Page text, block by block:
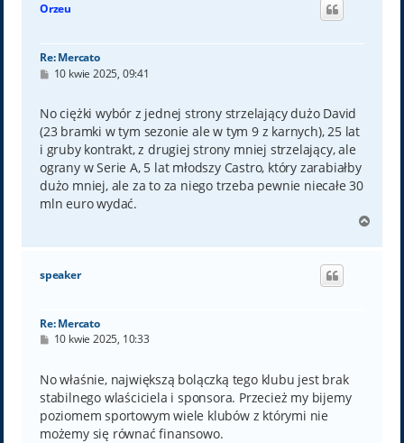
Orzeu
Re: Mercato
P
t
10 kwie 2025, 09:41
No ciężki wybór z jednej strony strzelający dużo David
(23 bramki w tym sezonie ale w tym 9 z karnych), 25 lat
i gruby kontrakt, z drugiej strony mniej strzelający, ale
ograny w Serie A, 5 lat młodszy Castro, który zarabiałby
dużo mniej, ale za to za niego trzeba pewnie niecałe 30
mln euro wydać.
g
speaker
Re: Mercato
P
t
10 kwie 2025, 10:33
No właśnie, największą bolączką tego klubu jest brak
stabilnego wlaściciela i sponsora. Przecież my bijemy
poziomem sportowym wiele klubów z którymi nie
możemy się równać finansowo.